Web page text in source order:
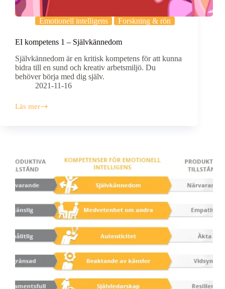
Emotionell intelligens Forskning & rön
EI kompetens 1 – Självkännedom
Självkännedom är en kritisk kompetens för att kunna
bidra till en sund och kreativ arbetsmiljö. Du
behöver börja med dig själv.
2021-11-16
Läs mer
EI